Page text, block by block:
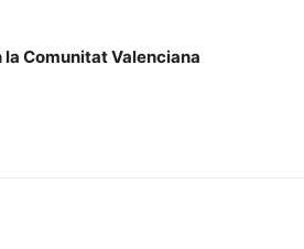
la Comunitat Valenciana